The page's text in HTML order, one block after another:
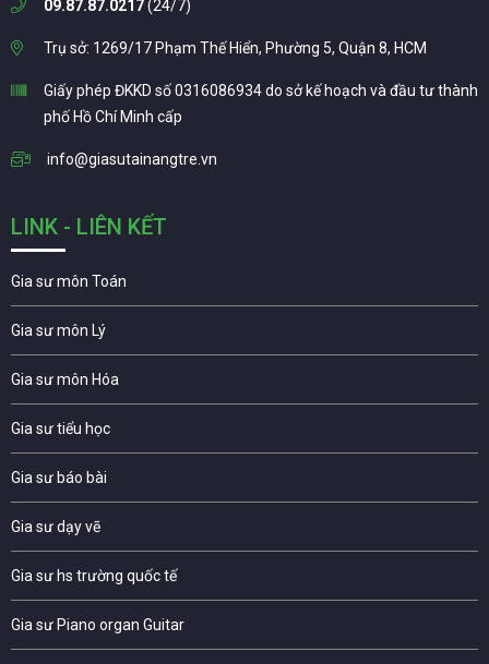
09.87.87.0217(24/7)
Trụ sở: 1269/17 Phạm Thế Hiển, Phường 5, Quận 8, HCM
Giấy phép ĐKKD số 0316086934 do sở kế hoạch và đầu tư thành
phố Hồ Chí Minh cấp
info@giasutainangtre.vn
LINK - LIÊN KẾT
Gia sư môn Toán
Gia sư môn Lý
Gia sư môn Hóa
Gia sư tiểu học
Gia sư báo bài
Gia sư dạy vẽ
Gia sư hs trường quốc tế
Gia sư Piano organ Guitar